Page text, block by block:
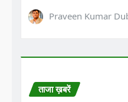
Praveen Kumar
ताजा ख़बरें